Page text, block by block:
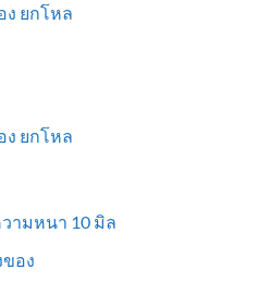
ง ยกโหล
ง ยกโหล
ามหนา 10 มิล
อง